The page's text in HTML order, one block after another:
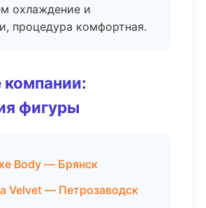
охлаждение и
процедура комфортная.
фигуры
Body — Брянск
Velvet — Петрозаводск